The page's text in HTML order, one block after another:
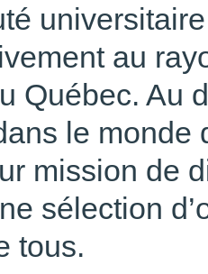
au
Québec. Au
le monde
mission de
sélection
tous.